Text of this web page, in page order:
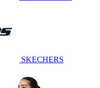
SKECHERS